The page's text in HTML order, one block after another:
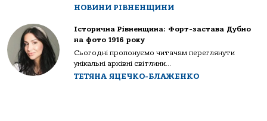
НОВИНИ РІВНЕНЩИНИ
Історична Рівненщина: Форт-застава Дубно
на фото 1916 року
Сьогодні пропонуємо читачам переглянути
унікальні архівні світлини...
ТЕТЯНА ЯЦЕЧКО-БЛАЖЕНКО